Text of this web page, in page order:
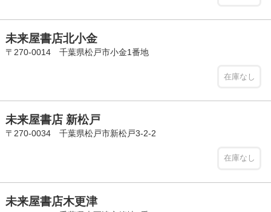
未来屋書店北小金
〒270-0014 千葉県松戸市小金1番地
在庫なし
未来屋書店 新松戸
〒270-0034 千葉県松戸市新松戸3-2-2
在庫なし
未来屋書店木更津